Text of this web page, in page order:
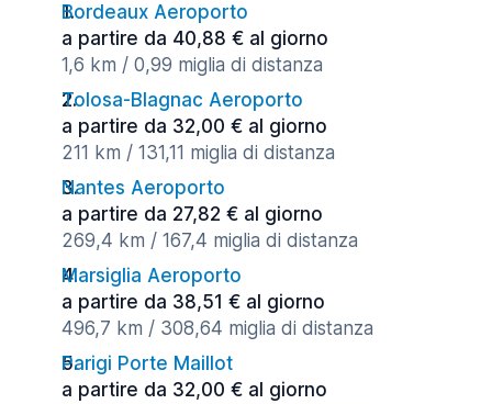
Bordeaux Aeroporto
a partire da 40,88 € al giorno
1,6 km / 0,99 miglia di distanza
Tolosa-Blagnac Aeroporto
a partire da 32,00 € al giorno
211 km / 131,11 miglia di distanza
Nantes Aeroporto
a partire da 27,82 € al giorno
269,4 km / 167,4 miglia di distanza
Marsiglia Aeroporto
a partire da 38,51 € al giorno
496,7 km / 308,64 miglia di distanza
Parigi Porte Maillot
a partire da 32,00 € al giorno